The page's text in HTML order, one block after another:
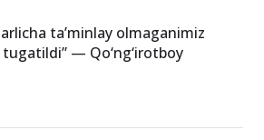
taʼminlay olmaganimiz
— Qo‘ng‘irotboy